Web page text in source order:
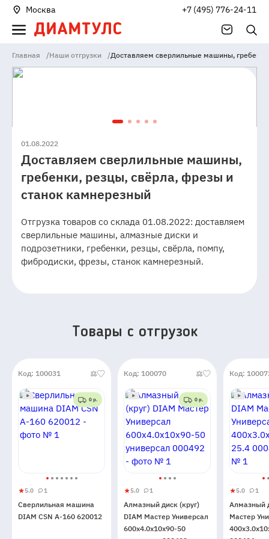
Москва +7 (495) 776-24-11
Главная /Наши отгрузки /Доставляем сверлильные машины,
01.08.2022
Доставляем сверлильные машины,
гребенки, резцы, свёрла, фрезы и
станок камнерезный
Отгрузка товаров со склада 01.08.2022: доставляем
сверлильные машины, алмазные диски и
подрозетники, гребенки, резцы, свёрла, помпу,
фибродиски, фрезы, станок камнерезный.
Товары c отгрузок
Код: 100031
0 р.
Сверлильная
машина
DIAM
5.0
5
1 1
Сверлильная машина
DIAM CSN А-160 620012
Код: 100070
0 р.
Алмазный
диск
(круг)
5.0
5
1 1
Алмазный диск (круг)
DIAM Мастер Универсал
600x4.0x10x90-50
Код:
диск
DIAM
Мастер
5.0
5
1 1
Алмазный
Мастер